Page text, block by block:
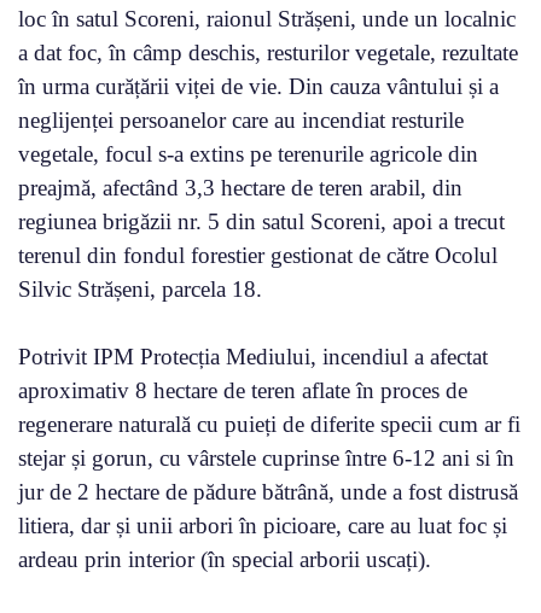
loc în satul Scoreni, raionul Strășeni, unde un localnic
a dat foc, în câmp deschis, resturilor vegetale, rezultate
în urma curățării viței de vie. Din cauza vântului și a
neglijenței persoanelor care au incendiat resturile
vegetale, focul s-a extins pe terenurile agricole din
preajmă, afectând 3,3 hectare de teren arabil, din
regiunea brigăzii nr. 5 din satul Scoreni, apoi a trecut
terenul din fondul forestier gestionat de către Ocolul
Silvic Strășeni, parcela 18.
Potrivit IPM Protecția Mediului, incendiul a afectat
aproximativ 8 hectare de teren aflate în proces de
regenerare naturală cu puieți de diferite specii cum ar fi
stejar și gorun, cu vârstele cuprinse între 6-12 ani si în
jur de 2 hectare de pădure bătrână, unde a fost distrusă
litiera, dar și unii arbori în picioare, care au luat foc și
ardeau prin interior (în special arborii uscați).